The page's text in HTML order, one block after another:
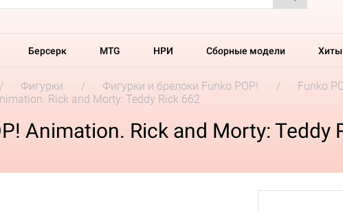
Берсерк MTG НРИ Сборные модели Хиты
Фигурки Фигурки и брелоки Funko POP!
Funko
Rick and Morty: Teddy Rick 662
Animation. Rick and Morty: Teddy